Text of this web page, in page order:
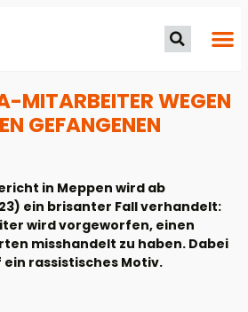
MITARBEITER WEGEN
GEFANGENEN
in Meppen wird ab
ein brisanter Fall verhandelt:
wird vorgeworfen, einen
misshandelt zu haben. Dabei
ein rassistisches Motiv.